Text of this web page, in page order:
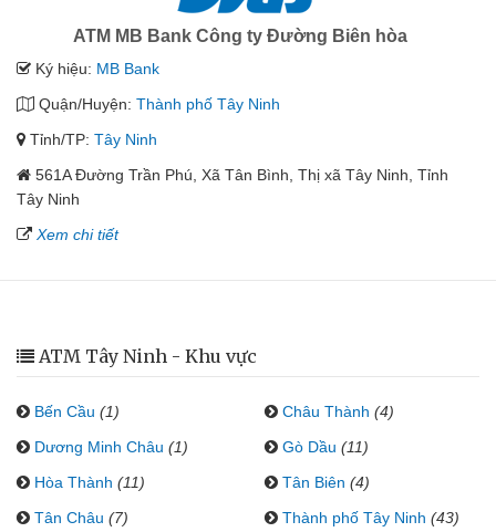
ATM MB Bank Công ty Đường Biên hòa
Ký hiệu: MB Bank
Quận/Huyện: Thành phố Tây Ninh
Tỉnh/TP: Tây Ninh
561A Đường Trần Phú, Xã Tân Bình, Thị xã Tây Ninh, Tỉnh
Tây Ninh
Xem chi tiết
ATM Tây Ninh - Khu vực
Bến Cầu (1) Châu Thành (4)
Dương Minh Châu (1) Gò Dầu (11)
Hòa Thành (11) Tân Biên (4)
Tân Châu (7) Thành phố Tây Ninh (43)